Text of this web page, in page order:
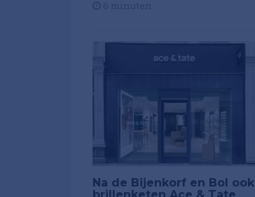
Na de Bijenkorf en Bol ook